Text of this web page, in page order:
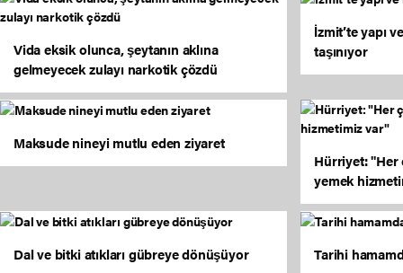
Vida eksik olunca, şeytanın aklına
gelmeyecek zulayı narkotik çözdü
İzmit’te yapı
taşınıyor
Maksude nineyi mutlu eden ziyaret
Hürriyet:
yemek
Dal ve bitki atıkları gübreye dönüşüyor Tarihi